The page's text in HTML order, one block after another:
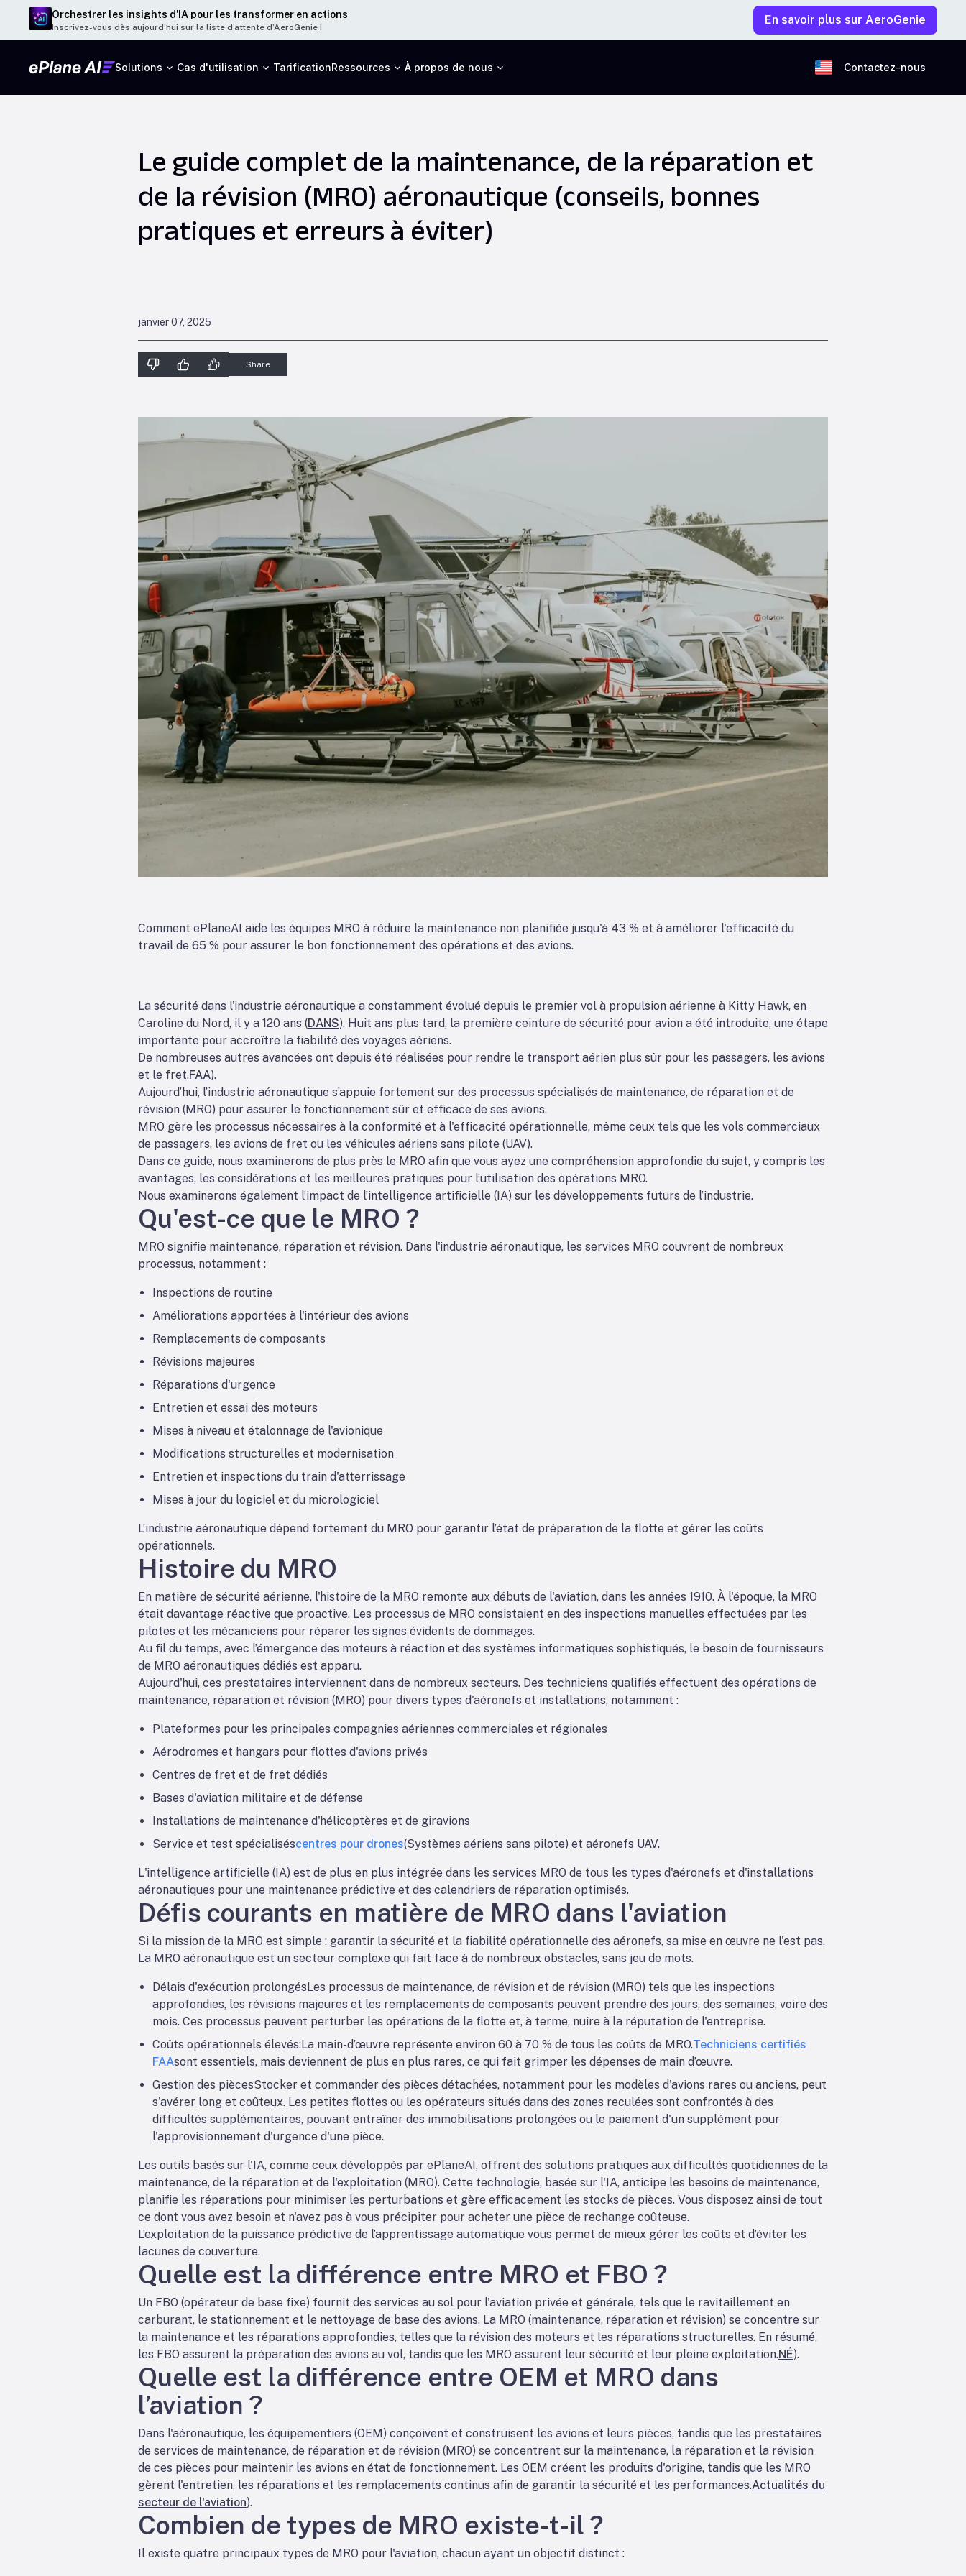
Orchestrer les insights d’IA pour les transformer en actions
Inscrivez-vous dès aujourd’hui sur la liste d’attente d’AeroGenie !
En savoir plus sur AeroGenie
Solutions Cas d'utilisation TarificationRessources À propos de nous Contactez-nous
Le guide complet de la maintenance, de la réparation et
de la révision (MRO) aéronautique (conseils, bonnes
pratiques et erreurs à éviter)
janvier 07, 2025
Share
Comment ePlaneAI aide les équipes MRO à réduire la maintenance non planifiée jusqu'à 43 % et à améliorer l'efficacité du
travail de 65 % pour assurer le bon fonctionnement des opérations et des avions.
La sécurité dans l'industrie aéronautique a constamment évolué depuis le premier vol à propulsion aérienne à Kitty Hawk, en
Caroline du Nord, il y a 120 ans (DANS). Huit ans plus tard, la première ceinture de sécurité pour avion a été introduite, une étape
importante pour accroître la fiabilité des voyages aériens.
De nombreuses autres avancées ont depuis été réalisées pour rendre le transport aérien plus sûr pour les passagers, les avions
et le fret.FAA).
Aujourd’hui, l’industrie aéronautique s’appuie fortement sur des processus spécialisés de maintenance, de réparation et de
révision (MRO) pour assurer le fonctionnement sûr et efficace de ses avions.
MRO gère les processus nécessaires à la conformité et à l'efficacité opérationnelle, même ceux tels que les vols commerciaux
de passagers, les avions de fret ou les véhicules aériens sans pilote (UAV).
Dans ce guide, nous examinerons de plus près le MRO afin que vous ayez une compréhension approfondie du sujet, y compris les
avantages, les considérations et les meilleures pratiques pour l’utilisation des opérations MRO.
Nous examinerons également l’impact de l’intelligence artificielle (IA) sur les développements futurs de l’industrie.
Qu'est-ce que le MRO ?
MRO signifie maintenance, réparation et révision. Dans l'industrie aéronautique, les services MRO couvrent de nombreux
processus, notamment :
Inspections de routine
Améliorations apportées à l'intérieur des avions
Remplacements de composants
Révisions majeures
Réparations d'urgence
Entretien et essai des moteurs
Mises à niveau et étalonnage de l'avionique
Modifications structurelles et modernisation
Entretien et inspections du train d'atterrissage
Mises à jour du logiciel et du micrologiciel
L’industrie aéronautique dépend fortement du MRO pour garantir l’état de préparation de la flotte et gérer les coûts
opérationnels.
Histoire du MRO
En matière de sécurité aérienne, l'histoire de la MRO remonte aux débuts de l'aviation, dans les années 1910. À l'époque, la MRO
était davantage réactive que proactive. Les processus de MRO consistaient en des inspections manuelles effectuées par les
pilotes et les mécaniciens pour réparer les signes évidents de dommages.
Au fil du temps, avec l’émergence des moteurs à réaction et des systèmes informatiques sophistiqués, le besoin de fournisseurs
de MRO aéronautiques dédiés est apparu.
Aujourd'hui, ces prestataires interviennent dans de nombreux secteurs. Des techniciens qualifiés effectuent des opérations de
maintenance, réparation et révision (MRO) pour divers types d'aéronefs et installations, notamment :
Plateformes pour les principales compagnies aériennes commerciales et régionales
Aérodromes et hangars pour flottes d'avions privés
Centres de fret et de fret dédiés
Bases d'aviation militaire et de défense
Installations de maintenance d'hélicoptères et de giravions
Service et test spécialiséscentres pour drones(Systèmes aériens sans pilote) et aéronefs UAV.
L'intelligence artificielle (IA) est de plus en plus intégrée dans les services MRO de tous les types d'aéronefs et d'installations
aéronautiques pour une maintenance prédictive et des calendriers de réparation optimisés.
Défis courants en matière de MRO dans l'aviation
Si la mission de la MRO est simple : garantir la sécurité et la fiabilité opérationnelle des aéronefs, sa mise en œuvre ne l'est pas.
La MRO aéronautique est un secteur complexe qui fait face à de nombreux obstacles, sans jeu de mots.
Délais d'exécution prolongésLes processus de maintenance, de révision et de révision (MRO) tels que les inspections
approfondies, les révisions majeures et les remplacements de composants peuvent prendre des jours, des semaines, voire des
mois. Ces processus peuvent perturber les opérations de la flotte et, à terme, nuire à la réputation de l'entreprise.
Coûts opérationnels élevés:La main-d’œuvre représente environ 60 à 70 % de tous les coûts de MRO.Techniciens certifiés
FAAsont essentiels, mais deviennent de plus en plus rares, ce qui fait grimper les dépenses de main d’œuvre.
Gestion des piècesStocker et commander des pièces détachées, notamment pour les modèles d'avions rares ou anciens, peut
s'avérer long et coûteux. Les petites flottes ou les opérateurs situés dans des zones reculées sont confrontés à des
difficultés supplémentaires, pouvant entraîner des immobilisations prolongées ou le paiement d'un supplément pour
l'approvisionnement d'urgence d'une pièce.
Les outils basés sur l'IA, comme ceux développés par ePlaneAI, offrent des solutions pratiques aux difficultés quotidiennes de la
maintenance, de la réparation et de l'exploitation (MRO). Cette technologie, basée sur l'IA, anticipe les besoins de maintenance,
planifie les réparations pour minimiser les perturbations et gère efficacement les stocks de pièces. Vous disposez ainsi de tout
ce dont vous avez besoin et n'avez pas à vous précipiter pour acheter une pièce de rechange coûteuse.
L’exploitation de la puissance prédictive de l’apprentissage automatique vous permet de mieux gérer les coûts et d’éviter les
lacunes de couverture.
Quelle est la différence entre MRO et FBO ?
Un FBO (opérateur de base fixe) fournit des services au sol pour l'aviation privée et générale, tels que le ravitaillement en
carburant, le stationnement et le nettoyage de base des avions. La MRO (maintenance, réparation et révision) se concentre sur
la maintenance et les réparations approfondies, telles que la révision des moteurs et les réparations structurelles. En résumé,
les FBO assurent la préparation des avions au vol, tandis que les MRO assurent leur sécurité et leur pleine exploitation.NÉ).
Quelle est la différence entre OEM et MRO dans
l’aviation ?
Dans l'aéronautique, les équipementiers (OEM) conçoivent et construisent les avions et leurs pièces, tandis que les prestataires
de services de maintenance, de réparation et de révision (MRO) se concentrent sur la maintenance, la réparation et la révision
de ces pièces pour maintenir les avions en état de fonctionnement. Les OEM créent les produits d'origine, tandis que les MRO
gèrent l'entretien, les réparations et les remplacements continus afin de garantir la sécurité et les performances.Actualités du
secteur de l'aviation).
Combien de types de MRO existe-t-il ?
Il existe quatre principaux types de MRO pour l'aviation, chacun ayant un objectif distinct :